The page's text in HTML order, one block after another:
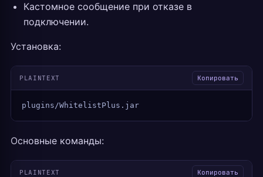
Кастомное сообщение при отказе в
подключении.
Установка:
PLAINTEXT Копировать
plugins/WhitelistPlus.jar
Основные команды:
PLAINTEXT Копировать